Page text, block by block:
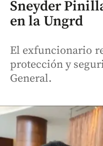
Sneyder
en la Ungrd
El exfuncionario
protección y
General.